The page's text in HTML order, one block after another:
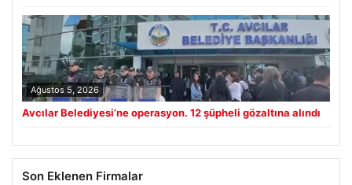
Ağustos 5, 2026
Avcılar Belediyesi’ne operasyon. 12 şüpheli gözaltına alındı
Son Eklenen Firmalar